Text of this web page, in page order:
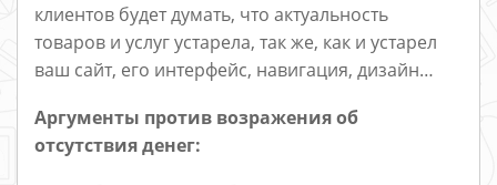
клиентов будет думать, что актуальность
товаров и услуг устарела, так же, как и устарел
ваш сайт, его интерфейс, навигация, дизайн…
Аргументы против возражения об
отсутствия денег: